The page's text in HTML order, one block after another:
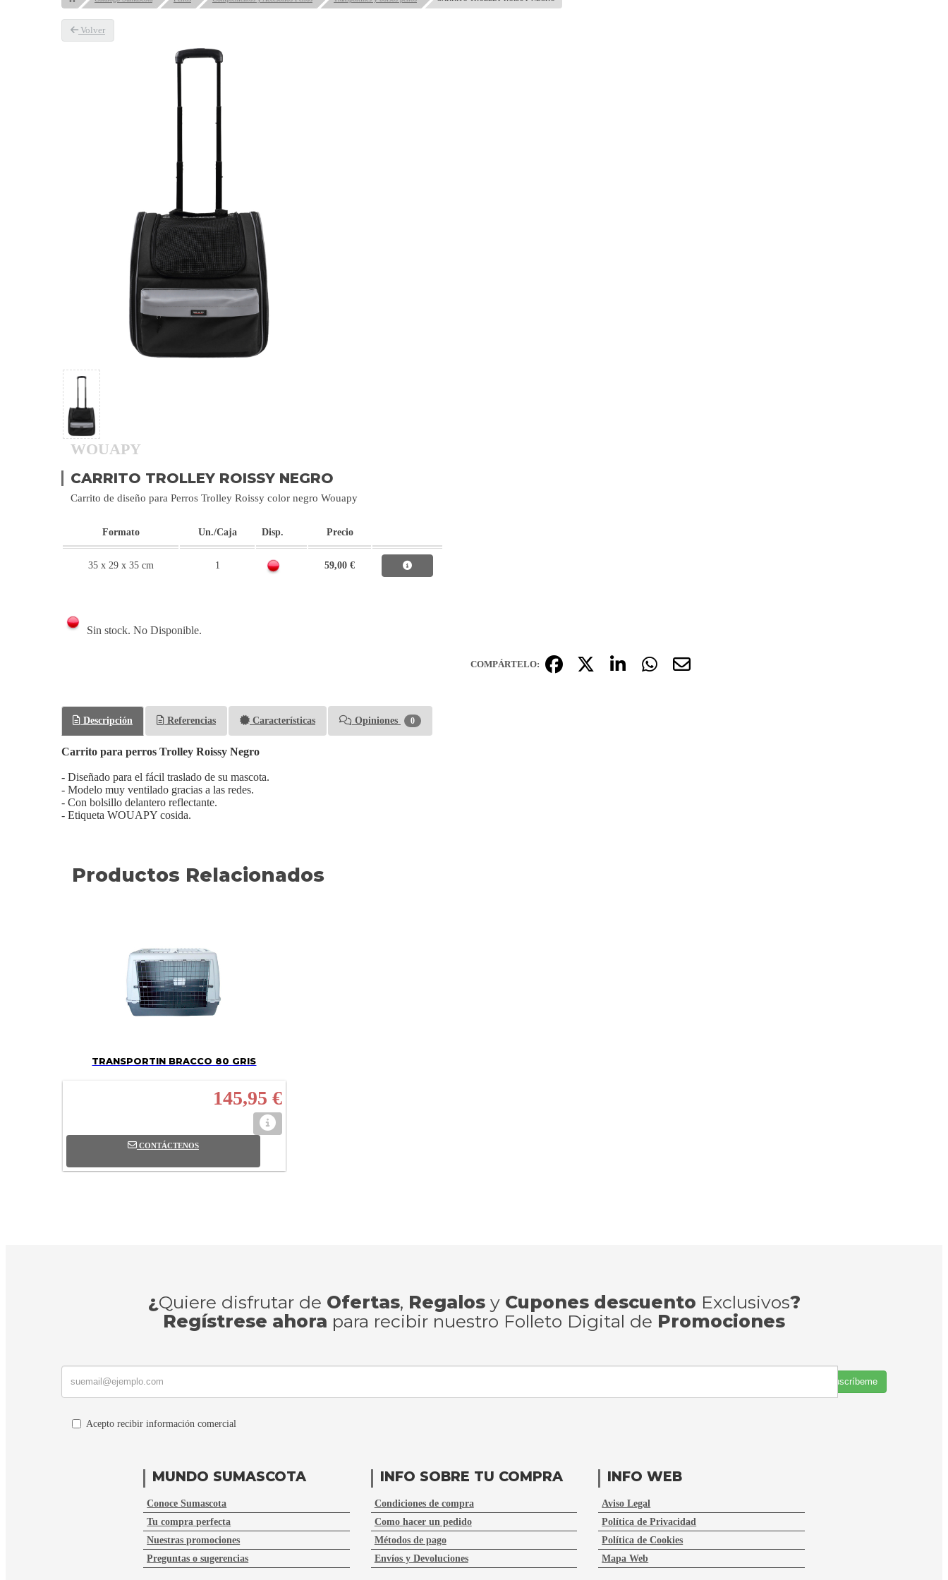
Volver
WOUAPY
CARRITO TROLLEY ROISSY NEGRO
Carrito de diseño para Perros Trolley Roissy color negro Wouapy
Formato Un./Caja Disp. Precio
35 x 29 x 35 cm 1 59,00 €
Sin stock. No Disponible.
COMPÁRTELO:
Descripción Referencias Características Opiniones 0
Carrito para perros Trolley Roissy Negro
- Diseñado para el fácil traslado de su mascota.
- Modelo muy ventilado gracias a las redes.
- Con bolsillo delantero reflectante.
- Etiqueta WOUAPY cosida.
Productos Relacionados
TRANSPORTIN BRACCO 80 GRIS
145,95 €
CONTÁCTENOS
¿Quiere disfrutar de Ofertas, Regalosy Cupones descuento Exclusivos?
Regístrese ahora para recibir nuestro Folleto Digital de Promociones
Suscríbeme
Acepto recibir información comercial
MUNDO SUMASCOTA
Conoce Sumascota
Tu compra perfecta
Nuestras promociones
Preguntas o sugerencias
INFO SOBRE TU COMPRA
Condiciones de compra
Como hacer un pedido
Métodos de pago
Envíos y Devoluciones
INFO WEB
Aviso Legal
Política de Privacidad
Política de Cookies
Mapa Web